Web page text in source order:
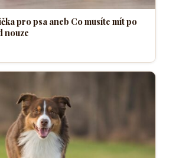
pro psa aneb Co musíte mít po
nouze